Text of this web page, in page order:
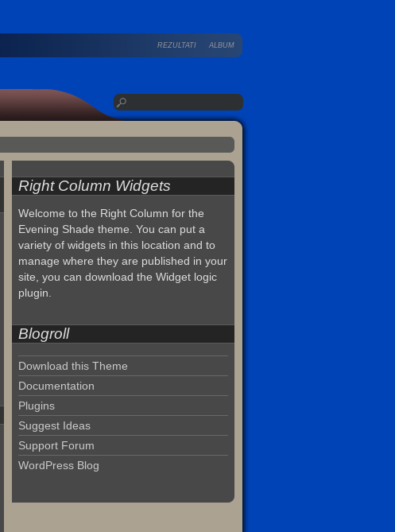
REZULTATI ALBUM
Right Column Widgets
Welcome to the Right Column for the
Evening Shade theme. You can put a
variety of widgets in this location and to
manage where they are published in your
site, you can download the Widget logic
plugin.
Blogroll
Download this Theme
Documentation
Plugins
Suggest Ideas
Support Forum
WordPress Blog